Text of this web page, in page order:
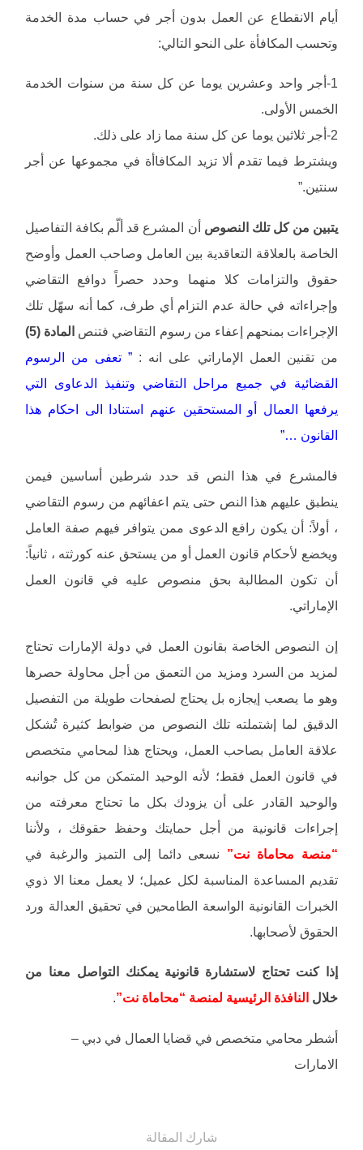
أيام الانقطاع عن العمل بدون أجر في حساب مدة الخدمة
وتحسب المكافأة على النحو التالي:
1-أجر واحد وعشرين يوما عن كل سنة من سنوات الخدمة
الخمس الأولى.
2-أجر ثلاثين يوما عن كل سنة مما زاد على ذلك.
ويشترط فيما تقدم ألا تزيد المكافاأة في مجموعها عن أجر
سنتين.”
يتبين من كل تلك النصوص أن المشرع قد ألّم بكافة التفاصيل
الخاصة بالعلاقة التعاقدية بين العامل وصاحب العمل وأوضح
حقوق والتزامات كلا منهما وحدد حصراً دوافع التقاضي
وإجراءاته في حالة عدم التزام أي طرف، كما أنه سهّل تلك
الإجراءات بمنحهم إعفاء من رسوم التقاضي فتنص المادة (5)
من تقنين العمل الإماراتي على انه : ” تعفى من الرسوم
القضائية في جميع مراحل التقاضي وتنفيذ الدعاوى التي
يرفعها العمال أو المستحقين عنهم استنادا الى احكام هذا
القانون …”
فالمشرع في هذا النص قد حدد شرطين أساسين فيمن
ينطبق عليهم هذا النص حتى يتم اعفائهم من رسوم التقاضي
، أولاً: أن يكون رافع الدعوى ممن يتوافر فيهم صفة العامل
ويخضع لأحكام قانون العمل أو من يستحق عنه كورثته ، ثانياً:
أن تكون المطالبة بحق منصوص عليه في قانون العمل
الإماراتي.
إن النصوص الخاصة بقانون العمل في دولة الإمارات تحتاج
لمزيد من السرد ومزيد من التعمق من أجل محاولة حصرها
وهو ما يصعب إيجازه بل يحتاج لصفحات طويلة من التفصيل
الدقيق لما إشتملته تلك النصوص من ضوابط كثيرة تُشكل
علاقة العامل بصاحب العمل، ويحتاج هذا لمحامي متخصص
في قانون العمل فقط؛ لأنه الوحيد المتمكن من كل جوانبه
والوحيد القادر على أن يزودك بكل ما تحتاج معرفته من
إجراءات قانونية من أجل حمايتك وحفظ حقوقك ، ولأننا
“منصة محاماة نت” نسعى دائما إلى التميز والرغبة في
تقديم المساعدة المناسبة لكل عميل؛ لا يعمل معنا الا ذوي
الخبرات القانونية الواسعة الطامحين في تحقيق العدالة ورد
الحقوق لأصحابها.
إذا كنت تحتاج لاستشارة قانونية يمكنك التواصل معنا من
خلال النافذة الرئيسية لمنصة “محاماة نت”.
أشطر محامي متخصص في قضايا العمال في دبي –
الامارات
شارك المقالة